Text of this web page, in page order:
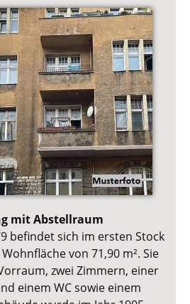
mit Abstellraum
befindet sich im ersten Stock
von 71,90 m². Sie
zwei Zimmern, einer
einem WC sowie einem